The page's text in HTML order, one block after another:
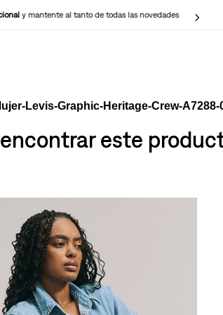
y mantente al tanto de todas las novedades
Levis-Graphic-Heritage-Crew-A7288-
este
jeans mujer
jeans mujer 501
505 jeans hombre
polo hombre
wide leg
jeans mujer 318